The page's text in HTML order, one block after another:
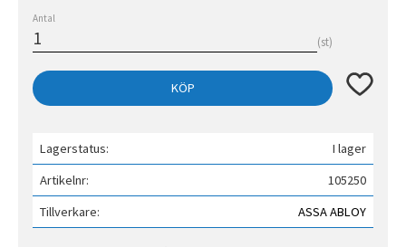
Antal
st
KÖP Lägg till
Lagerstatus
I lager
Artikelnr
105250
Tillverkare
ASSA ABLOY